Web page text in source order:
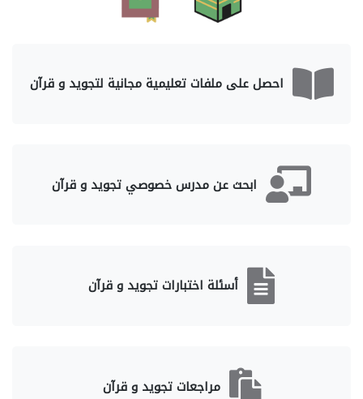
احصل على ملفات تعليمية مجانية لتجويد و قرآن
ابحث عن مدرس خصوصي تجويد و قرآن
أسئلة اختبارات تجويد و قرآن
مراجعات تجويد و قرآن